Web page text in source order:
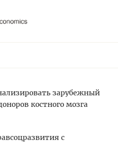
зарубежный
костного мозга
с